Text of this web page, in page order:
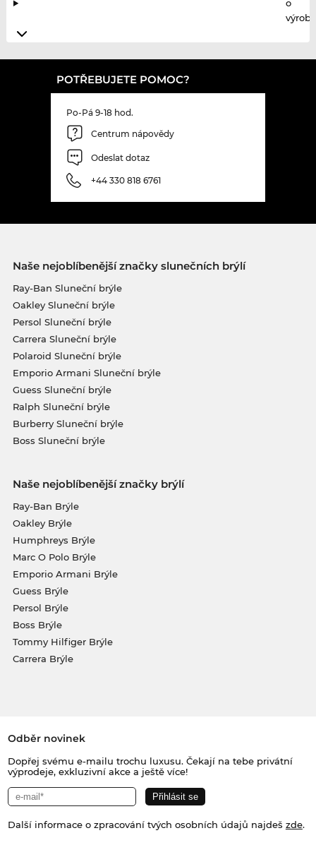
o
POTŘEBUJETE POMOC?
Po-Pá 9-18 hod.
Centrum nápovědy
Odeslat dotaz
+44 330 818 6761
Naše nejoblíbenější značky slunečních brýlí
Ray-Ban Sluneční brýle
Oakley Sluneční brýle
Persol Sluneční brýle
Carrera Sluneční brýle
Polaroid Sluneční brýle
Emporio Armani Sluneční brýle
Guess Sluneční brýle
Ralph Sluneční brýle
Burberry Sluneční brýle
Boss Sluneční brýle
Naše nejoblíbenější značky brýlí
Ray-Ban Brýle
Oakley Brýle
Humphreys Brýle
Marc O Polo Brýle
Emporio Armani Brýle
Guess Brýle
Persol Brýle
Boss Brýle
Tommy Hilfiger Brýle
Carrera Brýle
Odběr novinek
Dopřej svému e-mailu trochu luxusu. Čekají na tebe privátní
výprodeje, exkluzivní akce a ještě více!
Další informace o zpracování tvých osobních údajů najdeš zde.